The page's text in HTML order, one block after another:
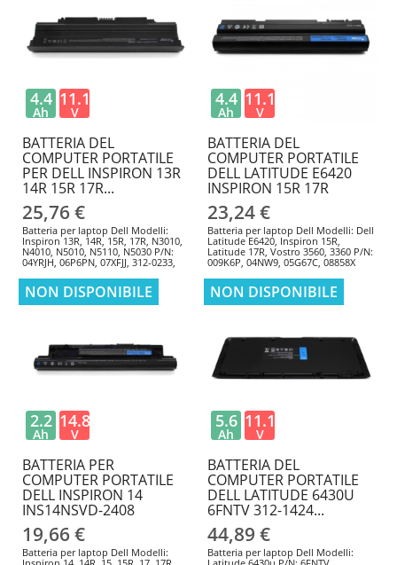
BATTERIA DEL
COMPUTER PORTATILE
PER DELL INSPIRON 13R
14R 15R 17R...
25,76 €
Batteria per laptop Dell Modelli:
Inspiron 13R, 14R, 15R, 17R, N3010,
N4010, N5010, N5110, N5030 P/N:
04YRJH, 06P6PN, 07XFJJ, 312-0233,
WT2P4
4.4
Ah
11.1
V
BATTERIA DEL
COMPUTER PORTATILE
DELL LATITUDE E6420
INSPIRON 15R 17R
23,24 €
Batteria per laptop Dell Modelli: Dell
Latitude E6420, Inspiron 15R,
Latitude 17R, Vostro 3560, 3360 P/N:
009K6P, 04NW9, 05G67C, 08858X
4.4
Ah
11.1
V
BATTERIA PER
COMPUTER PORTATILE
DELL INSPIRON 14
INS14NSVD-2408
19,66 €
Batteria per laptop Dell Modelli:
2.2
Ah
14.8
V
NON DISPONIBILE
BATTERIA DEL
COMPUTER PORTATILE
DELL LATITUDE 6430U
6FNTV 312-1424...
44,89 €
Batteria per laptop Dell Modelli:
5.6
Ah
11.1
V
NON DISPONIBILE